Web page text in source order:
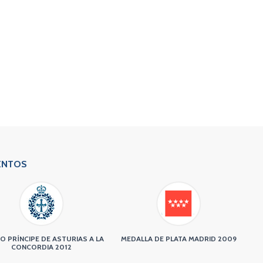
PRÍNCIPE DE ASTURIAS A LA
CONCORDIA 2012
MEDALLA DE PLATA MADRID 2009